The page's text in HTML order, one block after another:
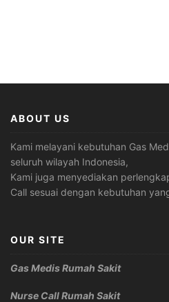
ABOUT US
Kami melayani kebutuhan Gas
seluruh wilayah Indonesia,
Kami juga menyediakan
Call sesuai dengan kebutuhan
OUR SITE
Gas Medis Rumah Sakit
Nurse Call Rumah Sakit